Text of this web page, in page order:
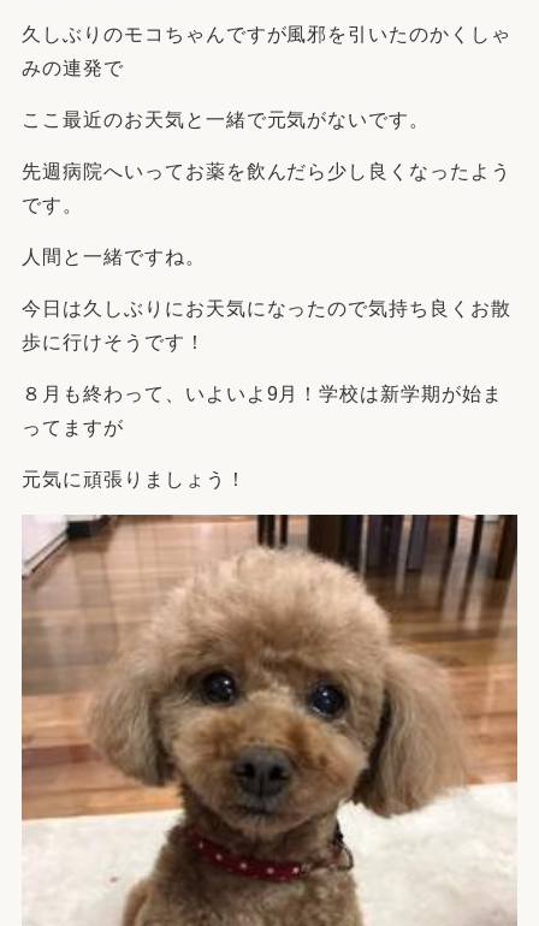
久しぶりのモコちゃんですが風邪を引いたのかくしゃ
みの連発で
ここ最近のお天気と一緒で元気がないです。
先週病院へいってお薬を飲んだら少し良くなったよう
です。
人間と一緒ですね。
今日は久しぶりにお天気になったので気持ち良くお散
歩に行けそうです！
８月も終わって、いよいよ9月！学校は新学期が始ま
ってますが
元気に頑張りましょう！